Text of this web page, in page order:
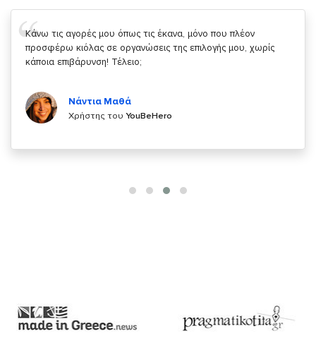
Σας ευχαριστώ που μας δίνετε την δυνατότητα να κάνουμε
κάτι!
Χρήστης τουYouBeHero